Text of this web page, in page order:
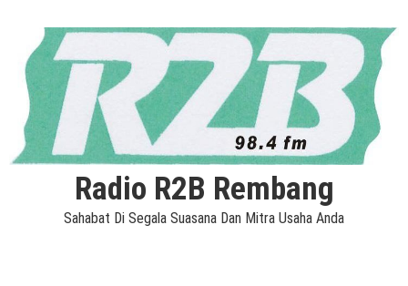
Radio R2B Rembang
Sahabat Di Segala Suasana Dan Mitra Usaha Anda